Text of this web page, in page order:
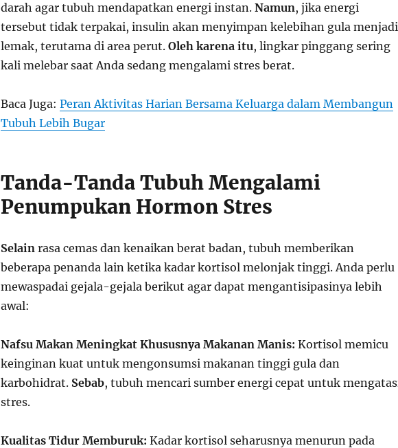
darah agar tubuh mendapatkan energi instan. Namun, jika energi
tersebut tidak terpakai, insulin akan menyimpan kelebihan gula menjadi
lemak, terutama di area perut. Oleh karena itu, lingkar pinggang sering
kali melebar saat Anda sedang mengalami stres berat.
Baca Juga: Peran Aktivitas Harian Bersama Keluarga dalam Membangun
Tubuh Lebih Bugar
Tanda-Tanda Tubuh Mengalami
Penumpukan Hormon Stres
Selainrasa cemas dan kenaikan berat badan, tubuh memberikan
beberapa penanda lain ketika kadar kortisol melonjak tinggi. Anda perlu
mewaspadai gejala-gejala berikut agar dapat mengantisipasinya lebih
awal:
Nafsu Makan Meningkat Khususnya Makanan Manis: Kortisol memicu
keinginan kuat untuk mengonsumsi makanan tinggi gula dan
karbohidrat. Sebab, tubuh mencari sumber energi cepat untuk
stres.
Kualitas Tidur Memburuk: Kadar kortisol seharusnya menurun pada